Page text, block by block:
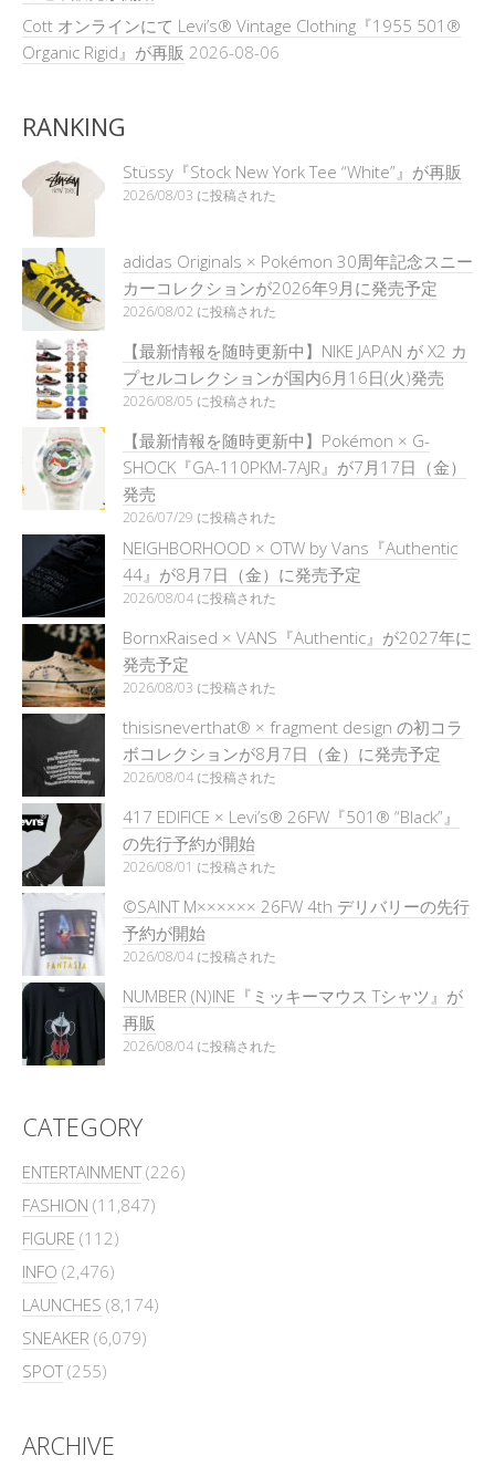
Cott オンラインにて Levi’s® Vintage Clothing『1955 501®
Organic Rigid』が再販 2026-08-06
RANKING
Stüssy『Stock New York Tee “White”』が再販
2026/08/03 に投稿された
adidas Originals × Pokémon 30周年記念スニー
カーコレクションが2026年9月に発売予定
2026/08/02 に投稿された
【最新情報を随時更新中】NIKE JAPAN が X2 カ
プセルコレクションが国内6月16日(火)発売
2026/08/05 に投稿された
【最新情報を随時更新中】Pokémon × G-
SHOCK『GA-110PKM-7AJR』が7月17日（金）
発売
2026/07/29 に投稿された
NEIGHBORHOOD × OTW by Vans『Authentic
44』が8月7日（金）に発売予定
2026/08/04 に投稿された
BornxRaised × VANS『Authentic』が2027年に
発売予定
2026/08/03 に投稿された
thisisneverthat® × fragment design の初コラ
ボコレクションが8月7日（金）に発売予定
2026/08/04 に投稿された
417 EDIFICE × Levi’s® 26FW『501®︎ “Black”』
の先行予約が開始
2026/08/01 に投稿された
©SAINT M×××××× 26FW 4th デリバリーの先行
予約が開始
2026/08/04 に投稿された
NUMBER (N)INE『ミッキーマウス Tシャツ』が
再販
2026/08/04 に投稿された
CATEGORY
ENTERTAINMENT(226)
FASHION (11,847)
FIGURE (112)
INFO (2,476)
LAUNCHES (8,174)
SNEAKER (6,079)
SPOT(255)
ARCHIVE